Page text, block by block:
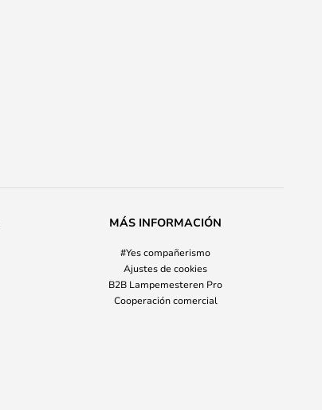
MÁS INFORMACIÓN
#Yes compañerismo
Ajustes de cookies
B2B Lampemesteren Pro
Cooperación comercial